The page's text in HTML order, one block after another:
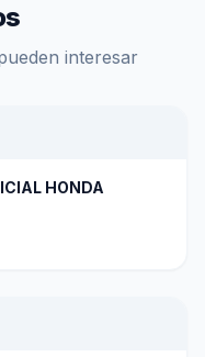
interesar
HONDA